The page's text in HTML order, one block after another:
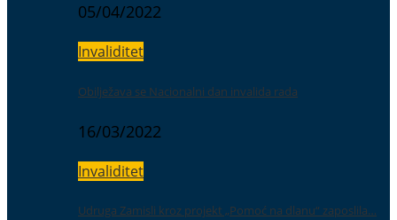
05/04/2022
Invaliditet
Obilježava se Nacionalni dan invalida rada
16/03/2022
Invaliditet
Udruga Zamisli kroz projekt „Pomoć na dlanu“ zaposlila…